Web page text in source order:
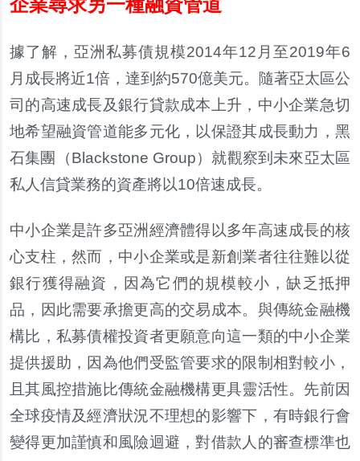
據了解，亞洲私募債規模2014年12月至2019年6
月成長將近1倍，達到約570億美元。隨著亞太區公
司的高速成長及銀行貸款成本上升，中小企業急切
地希望融資管道能多元化，以保證其成長動力，黑
石集團（Blackstone Group）就觀察到未來亞太區
私人信貸業務的資產將以10倍速成長。
中小企業是許多亞洲經濟體得以多年高速成長的核
心支柱，然而，中小企業或是新創業者往往難以從
銀行獲得融資，因為它們的規模較小，缺乏抵押
品，因此需要承擔更高的交易成本。與傳統金融機
構比，私募債權投資者更願意向這一類的中小企業
提供援助，因為他們受監管要求的限制相對較小，
且其風控措施比傳統金融機構更具靈活性。先前因
全球疫情及經濟狀況不理想的影響下，有時銀行會
變得更加謹慎和風險迴避，對借款人的審查標準也